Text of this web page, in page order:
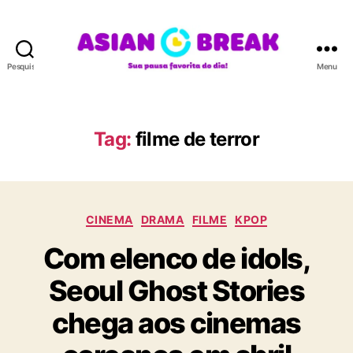
Pesquisar
A
N
R
A
Menu
Tag: filme de terror
C
t
e
g
o
r
i
CINEMA DRAMA FILME KPOP
Com elenco de idols,
Seoul Ghost Stories
chega aos cinemas